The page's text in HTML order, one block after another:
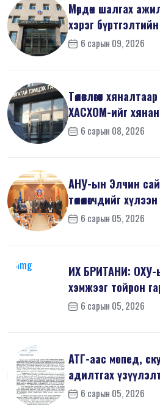
Мөрдөн шалгах
6 сарын 09, 2026
Төлөвлөгөөт
ХАСХОМ-ийг
6 сарын 08, 2026
АНУ-ын Элчин
төлөөлөгчдийг
6 сарын 05, 2026
ИХ БРИТАНИ: ОХУ-
хэмжээг тойрон
хор...6 сарын 05, 2026
АТГ-аас мопед,
адилтгах
6 сарын 05, 2026